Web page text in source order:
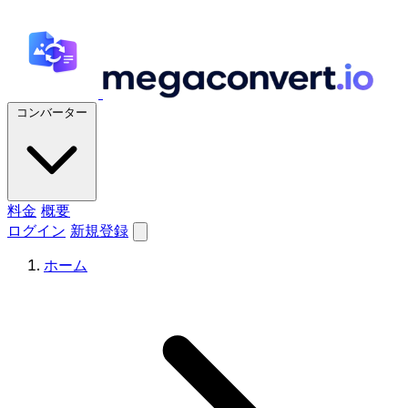
コンバーター
料金 概要
ログイン 新規登録
ホーム